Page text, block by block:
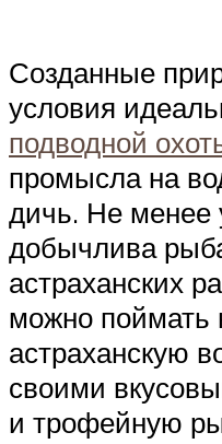
Созданные
условия
подводной
промысла на
дичь. Не менее
добычлива
астраханских
можно поймать
астраханскую
своими
и трофейную